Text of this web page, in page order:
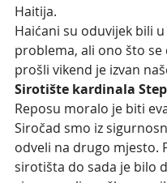
Haitija.
Haićani su oduvijek bili
problema, ali ono što se
prošli vikend je izvan
Sirotište kardinala
Reposu moralo je biti
Siročad smo iz
odveli na drugo mjesto.
sirotišta do sada je bilo